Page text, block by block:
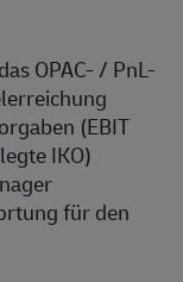
OPAC- / PnL-
(EBIT
IKO)
für den